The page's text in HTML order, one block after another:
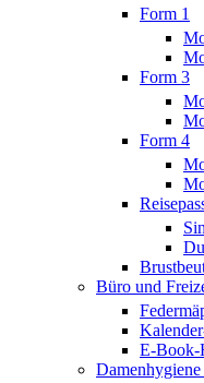
Form 1
Form 3
Form 4
Büro und
E-Book-